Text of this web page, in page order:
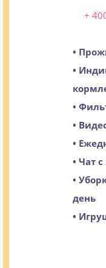
+
•
•
•
•
•
• Чат
•
день
•